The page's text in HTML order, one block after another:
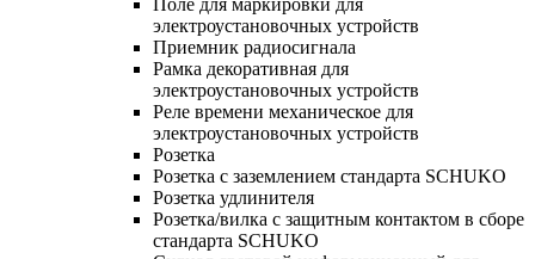
электроустановочных устройств
Приемник радиосигнала
Рамка декоративная для
электроустановочных устройств
Реле времени механическое для
электроустановочных устройств
Розетка
Розетка с заземлением стандарта SCHUKO
Розетка удлинителя
Розетка/вилка с защитным контактом в сборе
стандарта SCHUKO